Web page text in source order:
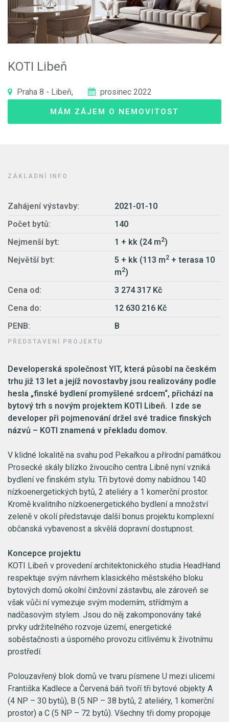
KOTI Libeň
Praha 8 - Libeň, prosinec 2022
MÁM ZÁJEM O NEMOVITOST
ZÁKLADNÍ INFO
Zahájení výstavby:
2021-01-10
Počet bytů:
140
Nejmenší byt:
1 + kk (24 m2)
Největší byt:
5 + kk (113 m2 + terasa 10
m2)
Cena od:
3 274 317 Kč
Cena do:
12 630 216 Kč
PENB:
B
PŘEDSTAVENÍ PROJEKTU
Developerská společnost YIT, která působí na českém
trhu již 13 let a jejíž novostavby jsou realizovány podle
hesla „finské bydlení promyšlené srdcem“, přichází na
bytový trh s novým projektem KOTI Libeň. I zde se
developer při pojmenování držel své tradice finských
názvů – KOTI znamená v překladu domov.
V klidné lokalitě na svahu pod Pekařkou a přírodní památkou
Prosecké skály blízko živoucího centra Libně nyní vzniká
bydlení ve finském stylu. Tři bytové domy nabídnou 140
nízkoenergetických bytů, 2 ateliéry a 1 komerční prostor.
Kromě kvalitního nízkoenergetického bydlení a množství
zeleně v okolí představuje další bonus projektu komplexní
občanská vybavenost a skvělá dopravní dostupnost.
Koncepce projektu
KOTI Libeň v provedení architektonického studia HeadHand
respektuje svým návrhem klasického městského bloku
bytových domů okolní činžovní zástavbu, ale zároveň se
však vůči ní vymezuje svým moderním, střídmým a
nadčasovým stylem. Jsou do něj zakomponovány také
prvky udržitelného rozvoje území, energetické
soběstačnosti a úsporného provozu citlivému k životnímu
prostředí.
Polouzavřený blok domů ve tvaru písmene U mezi ulicemi
Františka Kadlece a Červená báň tvoří tři bytové objekty A
(4 NP – 30 bytů), B (5 NP – 38 bytů, 2 ateliéry, 1 komerční
prostor) a C (5 NP – 72 bytů). Všechny tři domy propojuje